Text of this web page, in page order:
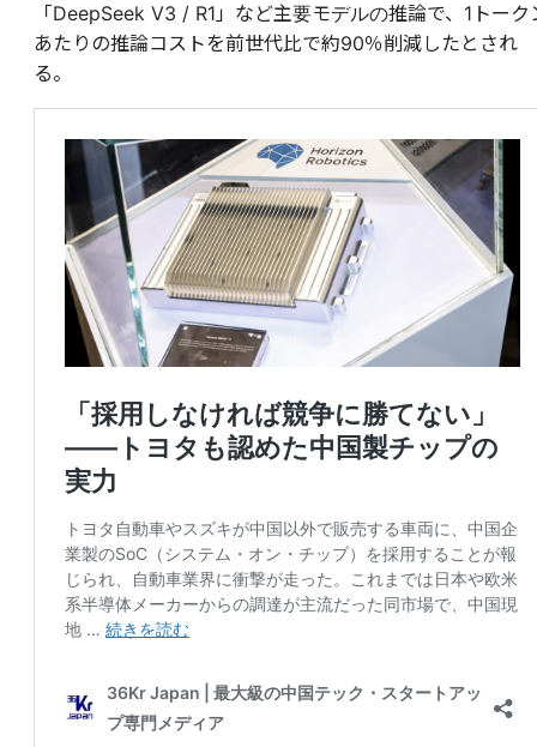
「DeepSeek V3 / R1」など主要モデルの推論で、1トーク
あたりの推論コストを前世代比で約90％削減したとされ
る。